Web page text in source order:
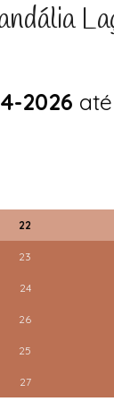
2026 até
22
23
24
26
25
27